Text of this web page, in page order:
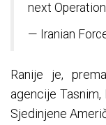
next
— Iranian
Ranije je,
agencije Tasnim,
Sjedinjene